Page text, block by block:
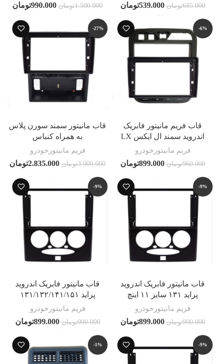
685.000تومان 539.000تومان 1.500.000تومان 990.000تومان
-6%
قاب فریم مانیتور فابریک
اندروید سمند ال ایکس LX
فریم مانیتورخودرو
960.000تومان 899.000تومان
-27%
قاب مانیتور سمند سورن پلاس
به همراه کنباس
فریم مانیتورخودرو
3.900.000تومان 2.835.000تومان
-9%
قاب مانیتور فابریک اندروید
پراید ۱۳۱ سایز ۱۱ اینچ
فریم مانیتورخودرو
990.000تومان 899.000تومان
-9%
قاب مانیتور فابریک اندروید
پراید ۱۳۱/۱۳۲/۱۴۱/۱۵۱
فریم مانیتورخودرو
990.000تومان 899.000تومان
-9%
-1%